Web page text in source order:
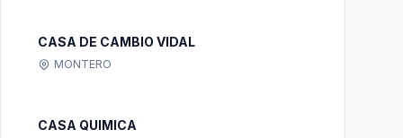
CASA DE CAMBIO VIDAL
MONTERO
CASA QUIMICA